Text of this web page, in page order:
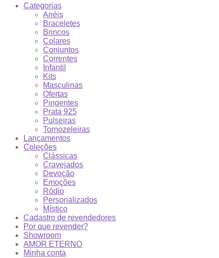
Categorias
Anéis
Braceletes
Brincos
Colares
Conjuntos
Correntes
Infantil
Kits
Masculinas
Ofertas
Pingentes
Prata 925
Pulseiras
Tornozeleiras
Lançamentos
Coleções
Clássicas
Cravejados
Devoção
Emoções
Ródio
Personalizados
Místico
Cadastro de revendedores
Por que revender?
Showroom
AMOR ETERNO
Minha conta